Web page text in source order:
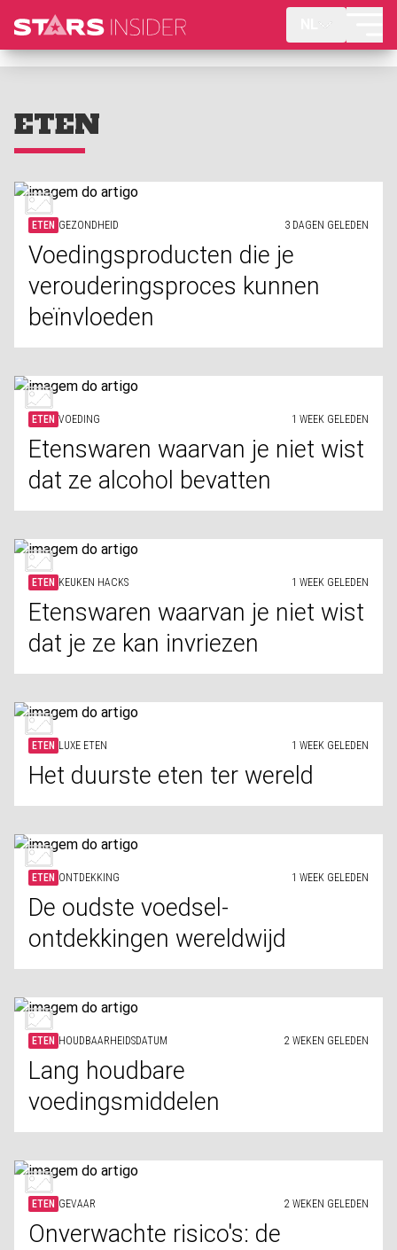
ETEN
ETEN GEZONDHEID 3 DAGEN GELEDEN
Voedingsproducten die je
verouderingsproces kunnen
beïnvloeden
ETEN VOEDING 1 WEEK GELEDEN
Etenswaren waarvan je niet wist
dat ze alcohol bevatten
ETEN KEUKEN HACKS 1 WEEK GELEDEN
Etenswaren waarvan je niet wist
dat je ze kan invriezen
ETEN LUXE ETEN 1 WEEK GELEDEN
Het duurste eten ter wereld
ETEN ONTDEKKING 1 WEEK GELEDEN
De oudste voedsel-
ontdekkingen wereldwijd
ETEN HOUDBAARHEIDSDATUM 2 WEKEN GELEDEN
Lang houdbare
voedingsmiddelen
ETEN GEVAAR 2 WEKEN GELEDEN
Onverwachte risico's: de